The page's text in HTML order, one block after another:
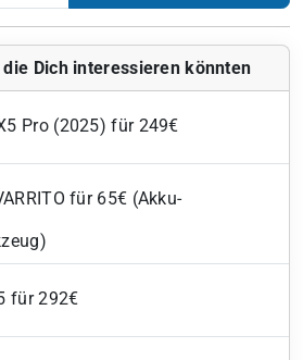
Dich interessieren könnten
Pro (2025) für 249€
für 65€ (Akku-
für 292€